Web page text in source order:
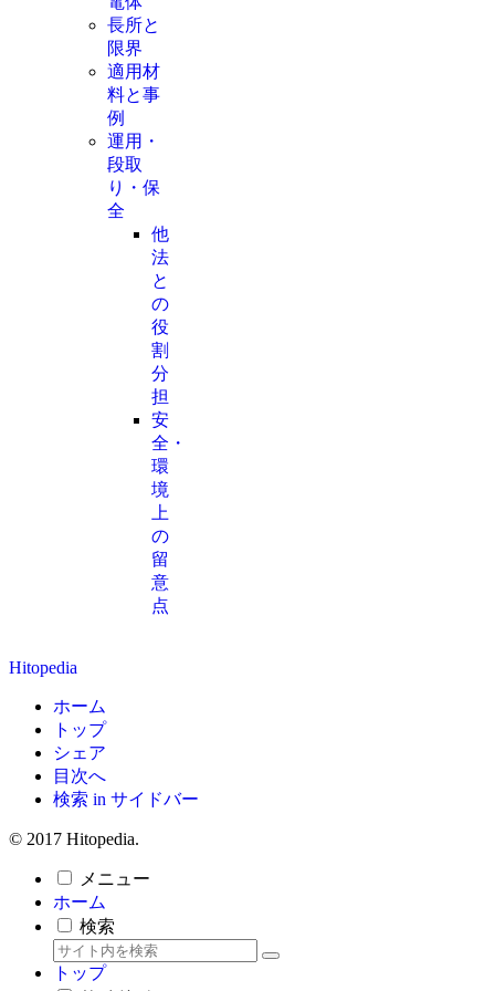
長所と
限界
適用材
料と事
例
運用・
段取
り・保
全
他
法
と
の
役
割
分
担
安
全・
環
境
上
の
留
意
点
Hitopedia
ホーム
トップ
シェア
目次へ
検索 in サイドバー
© 2017 Hitopedia.
メニュー
ホーム
検索
トップ